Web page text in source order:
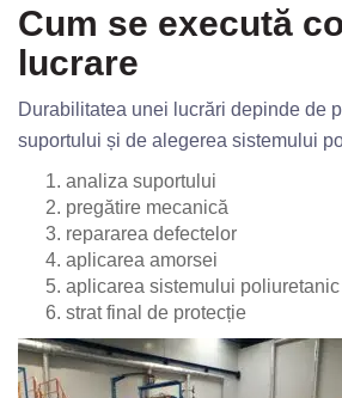
Cum se execută
lucrare
Durabilitatea unei lucrări depinde de
suportului și de alegerea sistemului
analiza suportului
pregătire mecanică
repararea defectelor
aplicarea amorsei
aplicarea sistemului poliuretanic
strat final de protecție